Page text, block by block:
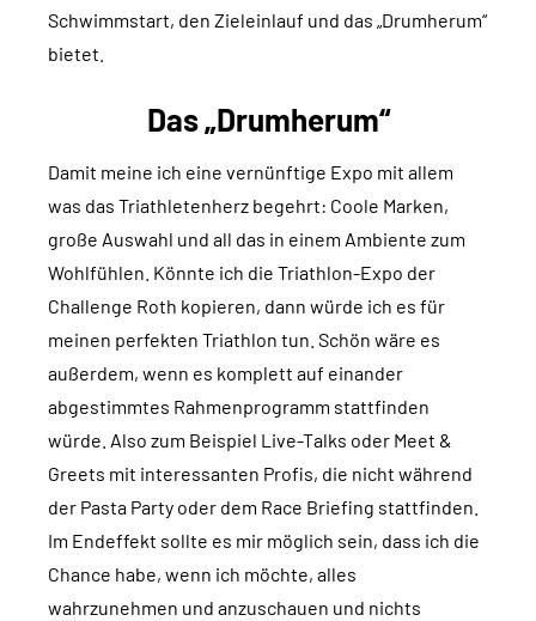
Schwimmstart, den Zieleinlauf und das „Drumherum“
bietet.
Das „Drumherum“
Damit meine ich eine vernünftige Expo mit allem
was das Triathletenherz begehrt: Coole Marken,
große Auswahl und all das in einem Ambiente zum
Wohlfühlen. Könnte ich die Triathlon-Expo der
Challenge Roth kopieren, dann würde ich es für
meinen perfekten Triathlon tun. Schön wäre es
außerdem, wenn es komplett auf einander
abgestimmtes Rahmenprogramm stattfinden
würde. Also zum Beispiel Live-Talks oder Meet &
Greets mit interessanten Profis, die nicht während
der Pasta Party oder dem Race Briefing stattfinden.
Im Endeffekt sollte es mir möglich sein, dass ich die
Chance habe, wenn ich möchte, alles
wahrzunehmen und anzuschauen und nichts